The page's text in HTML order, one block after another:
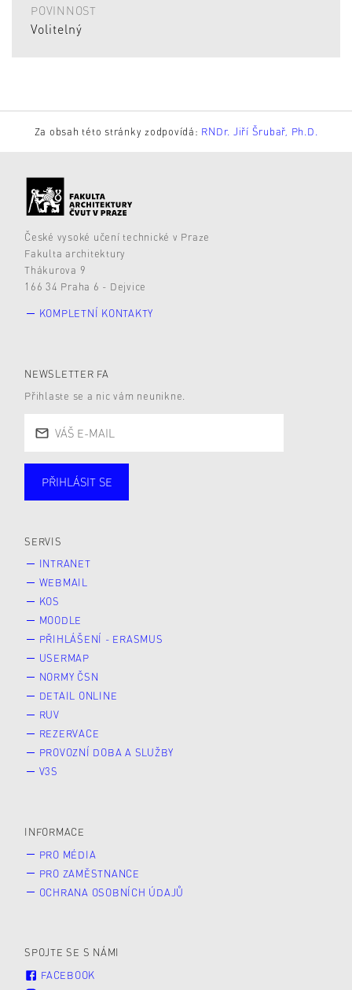
POVINNOST
Volitelný
Za obsah této stránky zodpovídá: RNDr. Jiří Šrubař, Ph.D.
České vysoké učení technické v Praze
Fakulta architektury
Thákurova 9
166 34 Praha 6 - Dejvice
KOMPLETNÍ KONTAKTY
NEWSLETTER FA
Přihlaste se a nic vám neunikne.
Studující
PŘIHLÁSIT SE
SERVIS
INTRANET
WEBMAIL
KOS
MOODLE
PŘIHLÁŠENÍ - ERASMUS
USERMAP
NORMY ČSN
DETAIL ONLINE
RUV
REZERVACE
PROVOZNÍ DOBA A SLUŽBY
V3S
INFORMACE
PRO MÉDIA
PRO ZAMĚSTNANCE
OCHRANA OSOBNÍCH ÚDAJŮ
SPOJTE SE S NÁMI
FACEBOOK